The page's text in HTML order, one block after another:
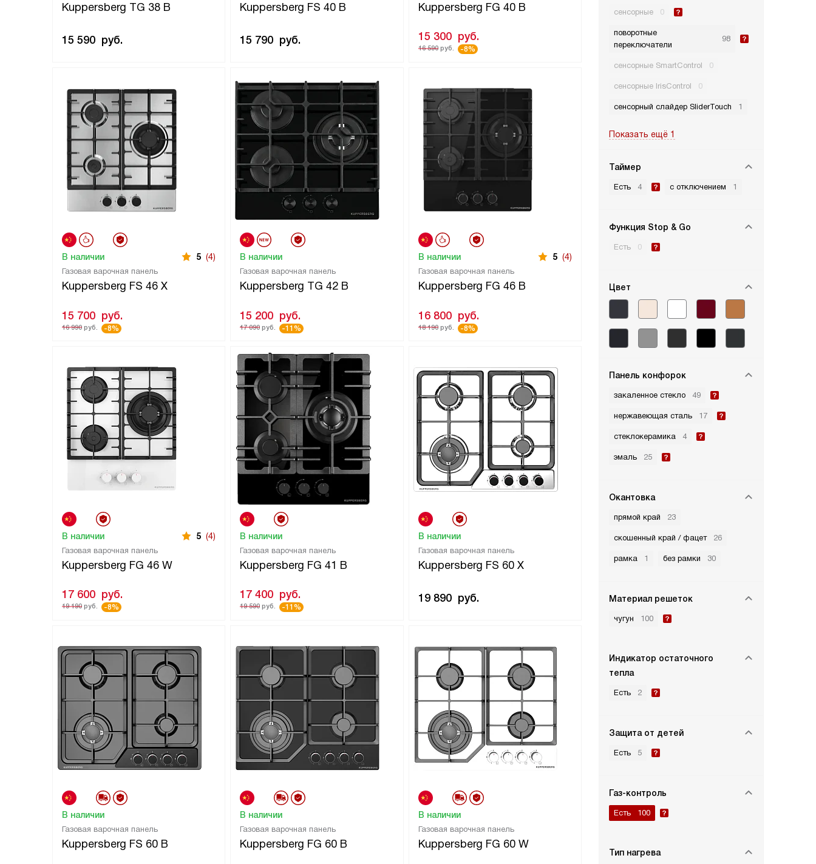
сенсорные 0
поворотные
переключатели
98
сенсорные SmartControl 0
сенсорные IrisControl 0
сенсорный слайдер SliderTouch 1
Показать ещё 1
Таймер
Есть 4 с отключением 1
Функция Stop & Go
Есть 0
Цвет
Панель конфорок
закаленное стекло 49
нержавеющая сталь 17
стеклокерамика 4
эмаль 25
Окантовка
прямой край 23
скошенный край / фацет 26
рамка 1 без рамки 30
Материал решеток
чугун 100
Индикатор остаточного
тепла
Есть 2
Защита от детей
Есть 5
Газ-контроль
Есть 100
Тип нагрева
Kuppersberg TG 38 B
15 590 руб.
Kuppersberg FS 40 B
15 790 руб.
Kuppersberg FG 40 B
15 300 руб.
16 590руб. -8%
Газовая варочная панель
Kuppersberg FS 46 X
В наличии 5 (4)
15 700 руб.
16 990 руб. -8%
Газовая варочная панель
Kuppersberg TG 42 B
В наличии
15 200 руб.
17 090 руб. -11%
Газовая варочная панель
Kuppersberg FG 46 B
В наличии 5 (4)
16 800 руб.
18 190руб. -8%
Газовая варочная панель
Kuppersberg FG 46 W
В наличии 5 (4)
17 600 руб.
19 190 руб. -8%
Газовая варочная панель
Kuppersberg FG 41 B
В наличии
17 400 руб.
19 590 руб. -11%
Газовая варочная панель
Kuppersberg FS 60 X
В наличии
19 890 руб.
Газовая варочная панель
Kuppersberg FS 60 B
В наличии
Газовая варочная панель
Kuppersberg FG 60 B
В наличии
Газовая варочная панель
Kuppersberg FG 60 W
В наличии